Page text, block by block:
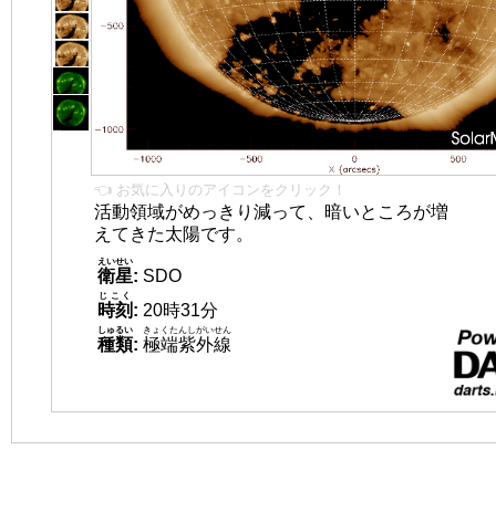
👈 お気に入りのアイコンをクリック！
活動領域がめっきり減って、暗いところが増
えてきた太陽です。
衛星
えいせい
: SDO
時刻
じこく
: 20時31分
種類
しゅるい
: 極端紫外線
きょくたんしがいせん